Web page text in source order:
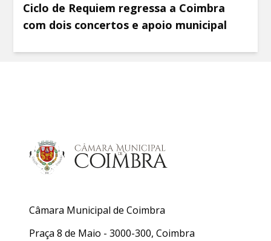
Ciclo de Requiem regressa a Coimbra
com dois concertos e apoio municipal
Câmara Municipal de Coimbra
Praça 8 de Maio - 3000-300, Coimbra